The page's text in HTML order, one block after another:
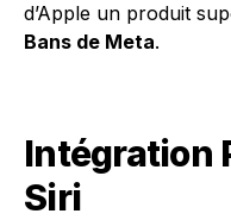
d’Apple un produit
Bans de Meta.
Intégration
Siri